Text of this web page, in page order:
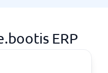
ERP